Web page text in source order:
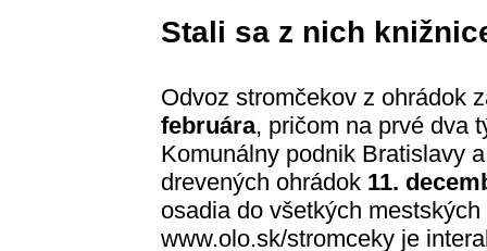
Stali sa z nich
Odvoz stromčekov z ohrádok
februára, pričom na prvé dva
Komunálny podnik Bratislavy
drevených ohrádok 11.
osadia do všetkých
www.olo.sk/stromceky je